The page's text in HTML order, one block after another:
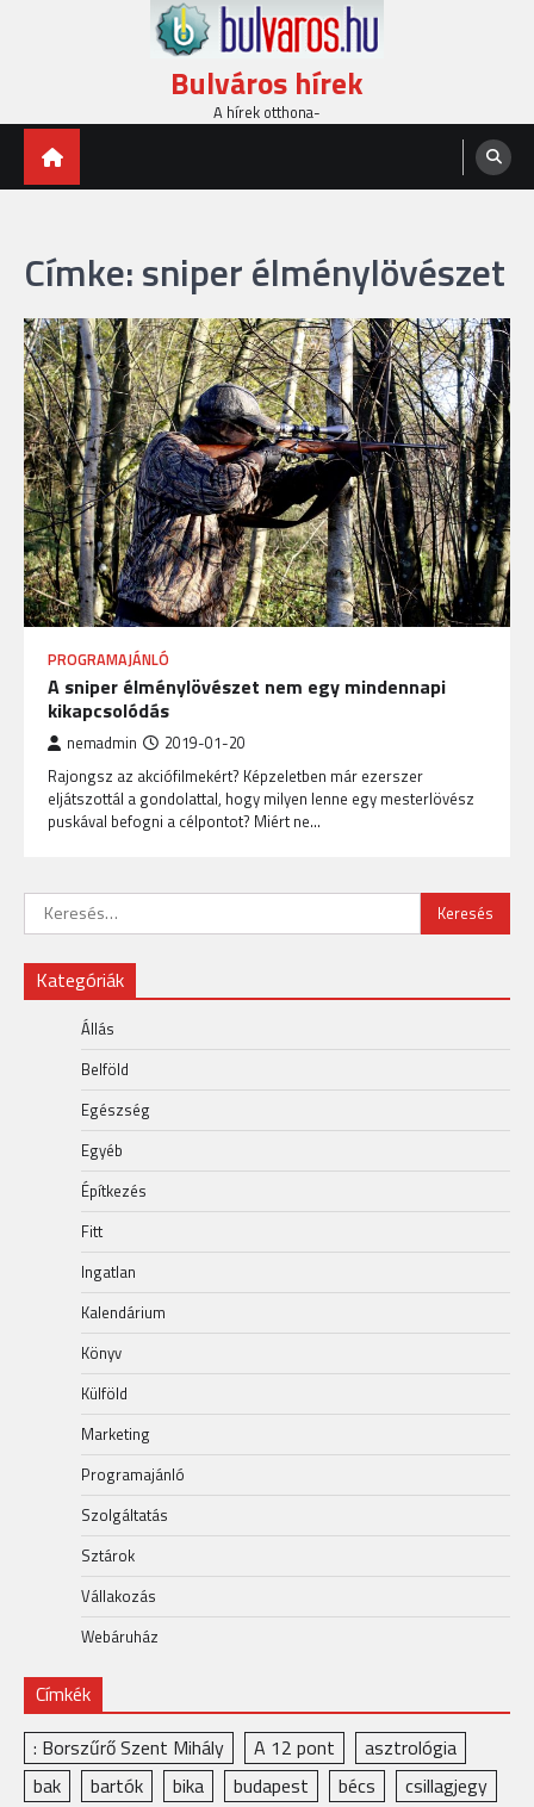
Bulváros hírek
A hírek otthona-
Címke:sniper élménylövészet
PROGRAMAJÁNLÓ
A sniper élménylövészet nem egy mindennapi
kikapcsolódás
nemadmin 2019-01-20
Rajongsz az akciófilmekért? Képzeletben már ezerszer
eljátszottál a gondolattal, hogy milyen lenne egy mesterlövész
puskával befogni a célpontot? Miért ne…
Keresés:
Kategóriák
Állás
Belföld
Egészség
Egyéb
Építkezés
Fitt
Ingatlan
Kalendárium
Könyv
Külföld
Marketing
Programajánló
Szolgáltatás
Sztárok
Vállakozás
Webáruház
Címkék
: Borszűrő Szent Mihály
A 12 pont
asztrológia
bak
bartók bika budapest bécs
csillagjegy